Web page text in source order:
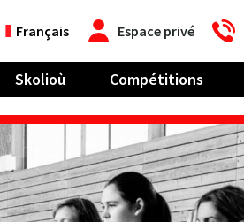
Français Espace privé
Skolioù Compétitions